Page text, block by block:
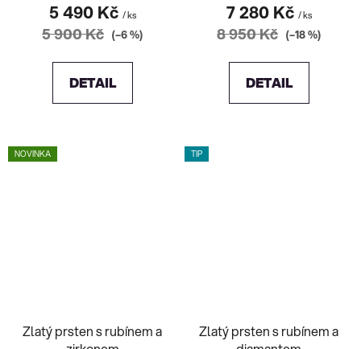
5 490 Kč / ks
5 900 Kč (–6 %)
DETAIL
7 280 Kč / ks
8 950 Kč (–18 %)
DETAIL
NOVINKA
Zlatý prsten s rubínem a
TIP
Zlatý prsten s rubínem a